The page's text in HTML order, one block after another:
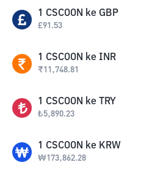
1 CSCOON ke GBP
£91.53
1 CSCOON ke INR
₹11,748.81
1 CSCOON ke TRY
₺5,890.23
1 CSCOON ke KRW
₩173,862.28